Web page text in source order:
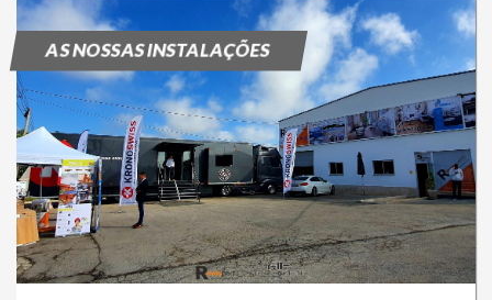
Produtos
Novidades
Catálogos
Portfólio
Sobre
Contactos
AS NOSSAS INSTALAÇÕES